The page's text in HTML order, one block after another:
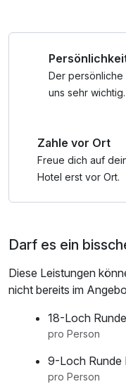
Werft hautnah bei
den
die Geschichte der
Radeln Sie den
den Hümmlinger
Aschendorfer
IN DER NÄHE
schlendern Sie durch
die historische
beeindruckende
Das Sterneland, der
Erholungsgebiet
Der persönliche
uns sehr wichtig.
Zahle vor Ort
Freue dich auf
Hotel erst vor Ort.
Darf es ein
Diese Leistungen
nicht bereits im
18-Loch
pro Person
9-Loch Runde
pro Person